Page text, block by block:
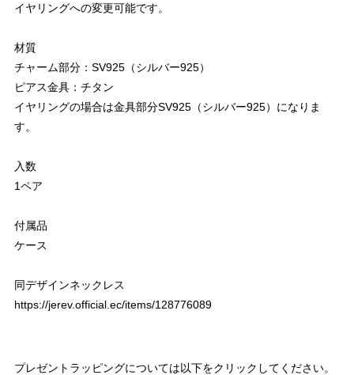
イヤリングへの変更可能です。
材質
チャーム部分：SV925（シルバー925）
ピアス金具：チタン
イヤリングの場合は金具部分SV925（シルバー925）になりま
す。
入数
1ペア
付属品
ケース
同デザインネックレス
https://jerev.official.ec/items/128776089
プレゼントラッピングについては以下をクリックしてください。